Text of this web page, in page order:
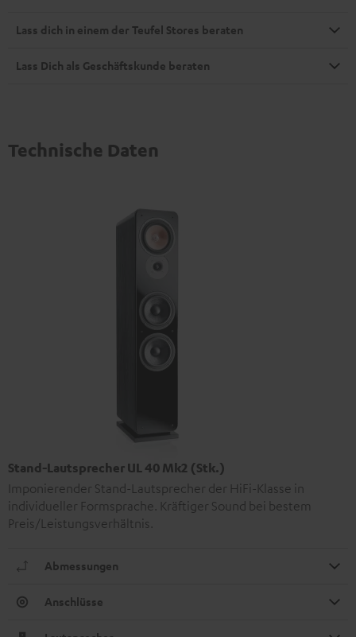
Lass dich in einem der Teufel Stores beraten
Lass Dich als Geschäftskunde beraten
Technische Daten
Stand-Lautsprecher UL 40 Mk2 (Stk.)
Imponierender Stand-Lautsprecher der HiFi-Klasse in
individueller Formsprache. Kräftiger Sound bei bestem
Preis/Leistungsverhältnis.
Abmessungen
Anschlüsse